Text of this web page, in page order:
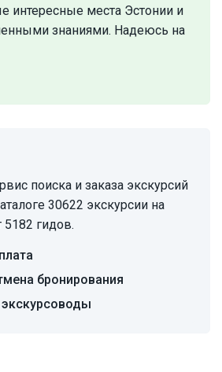
интересные места Эстонии и
знаниями. Надеюсь на
поиска и заказа экскурсий
30622 экскурсии на
гидов.
бронирования